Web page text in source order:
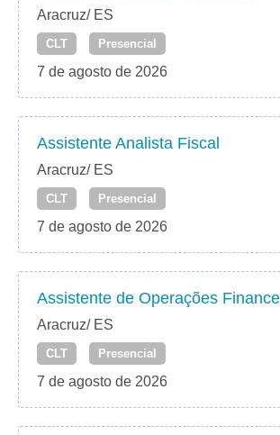
Aracruz/ ES
CLT Presencial
7 de agosto de 2026
Assistente Analista Fiscal
Aracruz/ ES
CLT Presencial
7 de agosto de 2026
Assistente de Operações
Aracruz/ ES
CLT Presencial
7 de agosto de 2026